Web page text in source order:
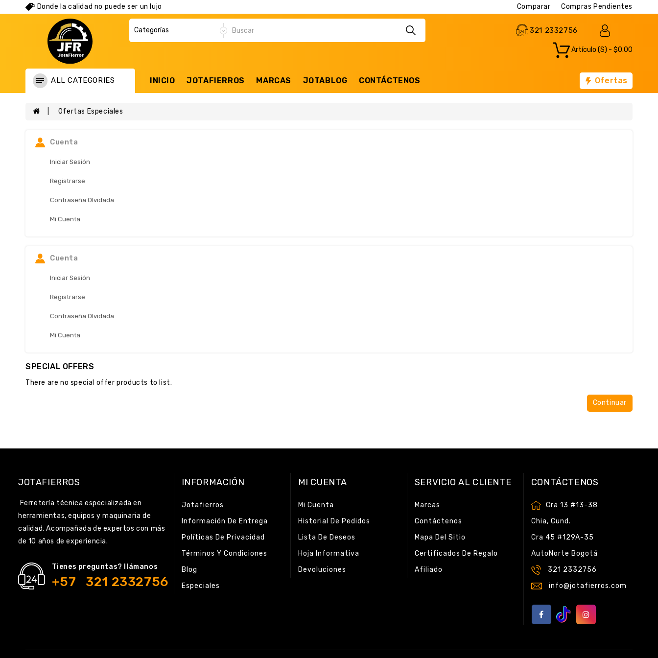
Donde la calidad no puede ser un lujo Comparar Compras Pendientes
321 2332756
Artículo (s) - $0.00
ALL CATEGORIES INICIO JOTAFIERROS MARCAS JOTABLOG CONTÁCTENOS Ofertas
Ofertas Especiales
Cuenta
Iniciar Sesión
Registrarse
Contraseña Olvidada
Mi Cuenta
Cuenta
Iniciar Sesión
Registrarse
Contraseña Olvidada
Mi Cuenta
SPECIAL OFFERS
There are no special offer products to list.
Continuar
JOTAFIERROS
Ferretería técnica especializada en
herramientas, equipos y maquinaria de
calidad. Acompañada de expertos con más
de 10 años de experiencia.
Tienes preguntas? llámanos
+57 321 2332756
INFORMACIÓN
Jotafierros
Información De Entrega
Políticas De Privacidad
Términos Y Condiciones
Blog
Especiales
MI CUENTA
Mi Cuenta
Historial De Pedidos
Lista De Deseos
Hoja Informativa
Devoluciones
SERVICIO AL CLIENTE
Marcas
Contáctenos
Mapa Del Sitio
Certificados De Regalo
Afiliado
CONTÁCTENOS
Cra 13 #13-38
Chia, Cund.
Cra 45 #129A-35
AutoNorte Bogotá
321 2332756
info@jotafierros.com